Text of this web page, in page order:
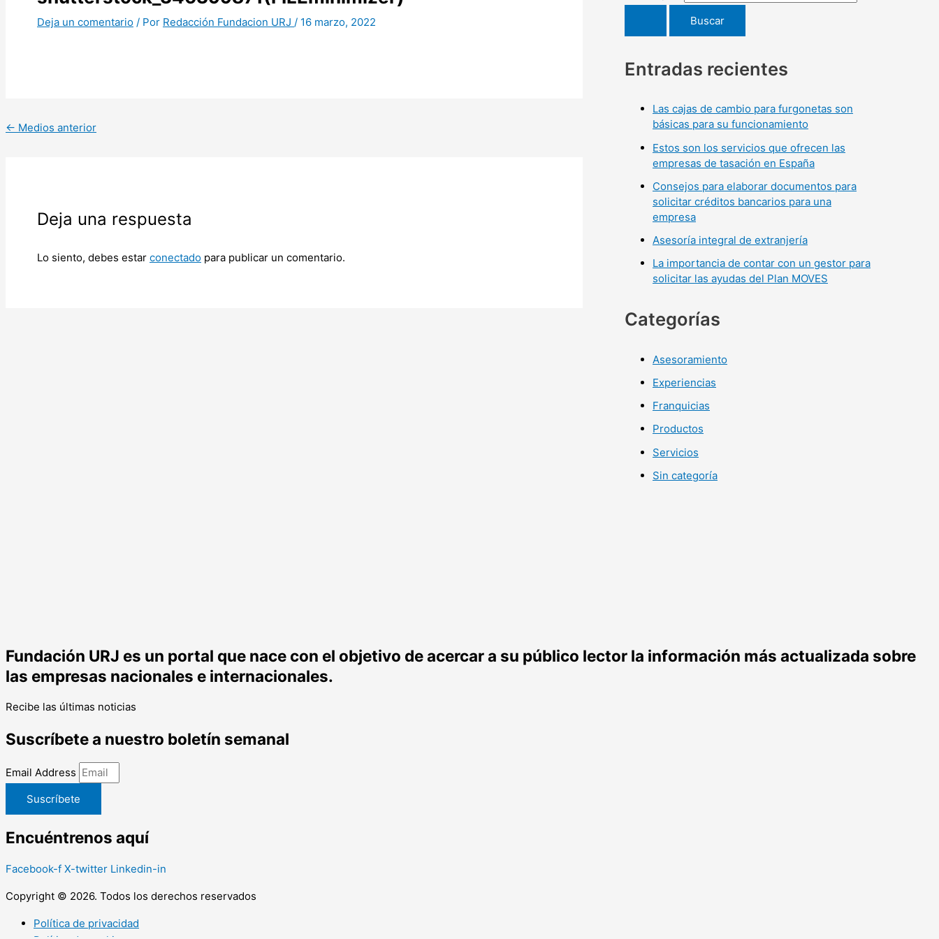
Deja un comentario / Por Redacción Fundacion URJ / 16 marzo, 2022
← Medios anterior
Deja una respuesta
Lo siento, debes estar conectado para publicar un comentario.
Entradas recientes
Las cajas de cambio para furgonetas son
básicas para su funcionamiento
Estos son los servicios que ofrecen las
empresas de tasación en España
Consejos para elaborar documentos para
solicitar créditos bancarios para una
empresa
Asesoría integral de extranjería
La importancia de contar con un gestor para
solicitar las ayudas del Plan MOVES
Categorías
Asesoramiento
Experiencias
Franquicias
Productos
Servicios
Sin categoría
Fundación URJ es un portal que nace con el objetivo de acercar a su público lector la información más actualizada sobre
las empresas nacionales e internacionales.
Recibe las últimas noticias
Suscríbete a nuestro boletín semanal
Email Address
Suscríbete
Encuéntrenos aquí
Facebook-f X-twitter Linkedin-in
Copyright © 2026. Todos los derechos reservados
Política de privacidad